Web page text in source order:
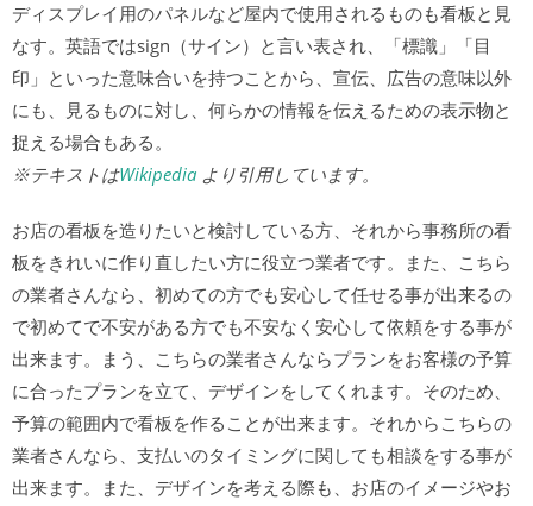
ディスプレイ用のパネルなど屋内で使用されるものも看板と見
なす。英語ではsign（サイン）と言い表され、「標識」「目
印」といった意味合いを持つことから、宣伝、広告の意味以外
にも、見るものに対し、何らかの情報を伝えるための表示物と
捉える場合もある。
※テキストはWikipedia より引用しています。
お店の看板を造りたいと検討している方、それから事務所の看
板をきれいに作り直したい方に役立つ業者です。また、こちら
の業者さんなら、初めての方でも安心して任せる事が出来るの
で初めてで不安がある方でも不安なく安心して依頼をする事が
出来ます。まう、こちらの業者さんならプランをお客様の予算
に合ったプランを立て、デザインをしてくれます。そのため、
予算の範囲内で看板を作ることが出来ます。それからこちらの
業者さんなら、支払いのタイミングに関しても相談をする事が
出来ます。また、デザインを考える際も、お店のイメージやお